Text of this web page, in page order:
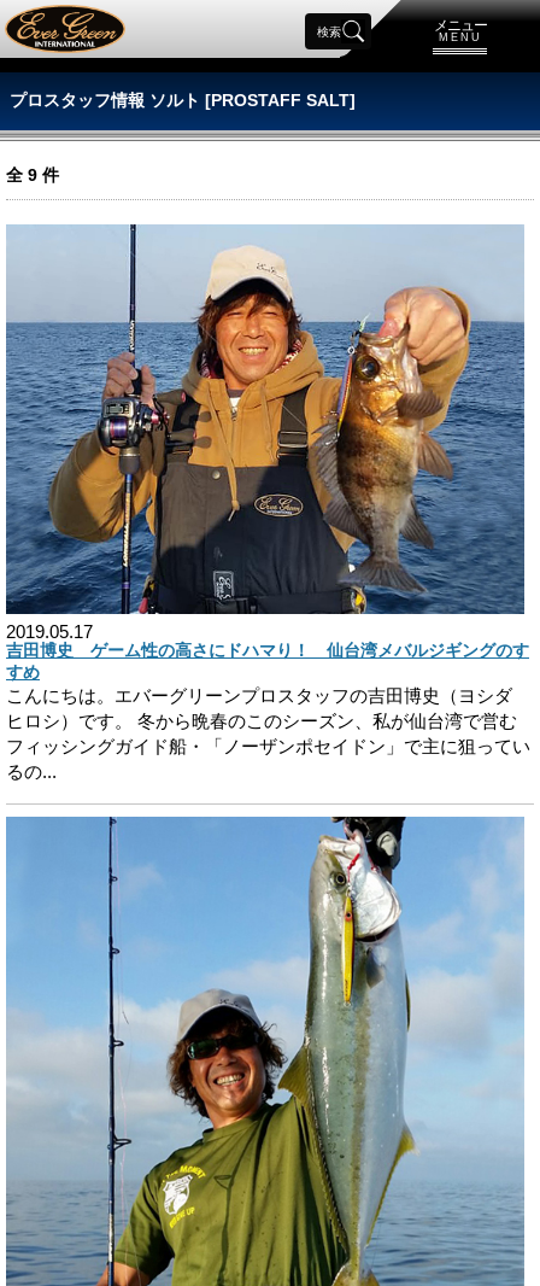
メニュー
MENU
検索
プロスタッフ情報 ソルト [PROSTAFF SALT]
全 9 件
2019.05.17
吉田博史 ゲーム性の高さにドハマり！ 仙台湾メバルジギングのす
すめ
こんにちは。エバーグリーンプロスタッフの吉田博史（ヨシダ
ヒロシ）です。 冬から晩春のこのシーズン、私が仙台湾で営む
フィッシングガイド船・「ノーザンポセイドン」で主に狙ってい
るの...